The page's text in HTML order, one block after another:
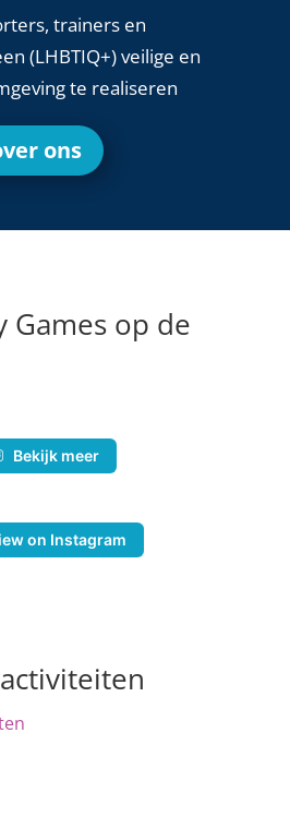
trainers en
(LHBTIQ+) veilige en
te realiseren
ons
Games op de
Bekijk meer
on Instagram